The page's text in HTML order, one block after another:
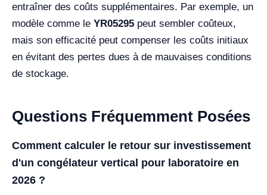
entraîner des coûts supplémentaires. Par exemple, un
modèle comme le YR05295 peut sembler coûteux,
mais son efficacité peut compenser les coûts initiaux
en évitant des pertes dues à de mauvaises conditions
de stockage.
Questions Fréquemment Posées
Comment calculer le retour sur investissement
d'un congélateur vertical pour laboratoire en
2026 ?